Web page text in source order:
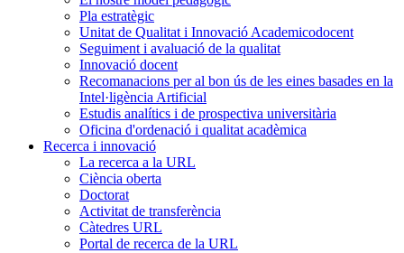
Pla estratègic
Unitat de Qualitat i Innovació Academicodocent
Seguiment i avaluació de la qualitat
Innovació docent
Recomanacions per al bon ús de les eines basades en la
Intel·ligència Artificial
Estudis analítics i de prospectiva universitària
Oficina d'ordenació i qualitat acadèmica
Recerca i innovació
La recerca a la URL
Ciència oberta
Doctorat
Activitat de transferència
Càtedres URL
Portal de recerca de la URL